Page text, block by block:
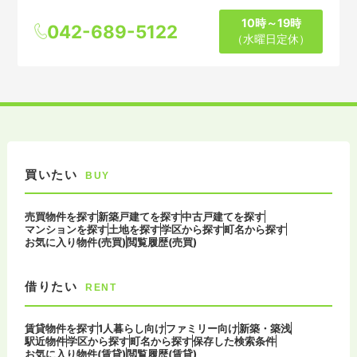
042-689-5122
10時～19時
（水曜日定休）
買いたい BUY
売買物件を探す新築戸建てを探す中古戸建てを探す
マンションを探す土地を探す学区から探す町名から探す
お気に入り物件(売買)閲覧履歴(売買)
借りたい RENT
賃貸物件を探す1人暮らし向けファミリー向け新築・築浅
駅近物件学区から探す町名から探す保存した検索条件
お気に入り物件(賃貸)閲覧履歴(賃貸)